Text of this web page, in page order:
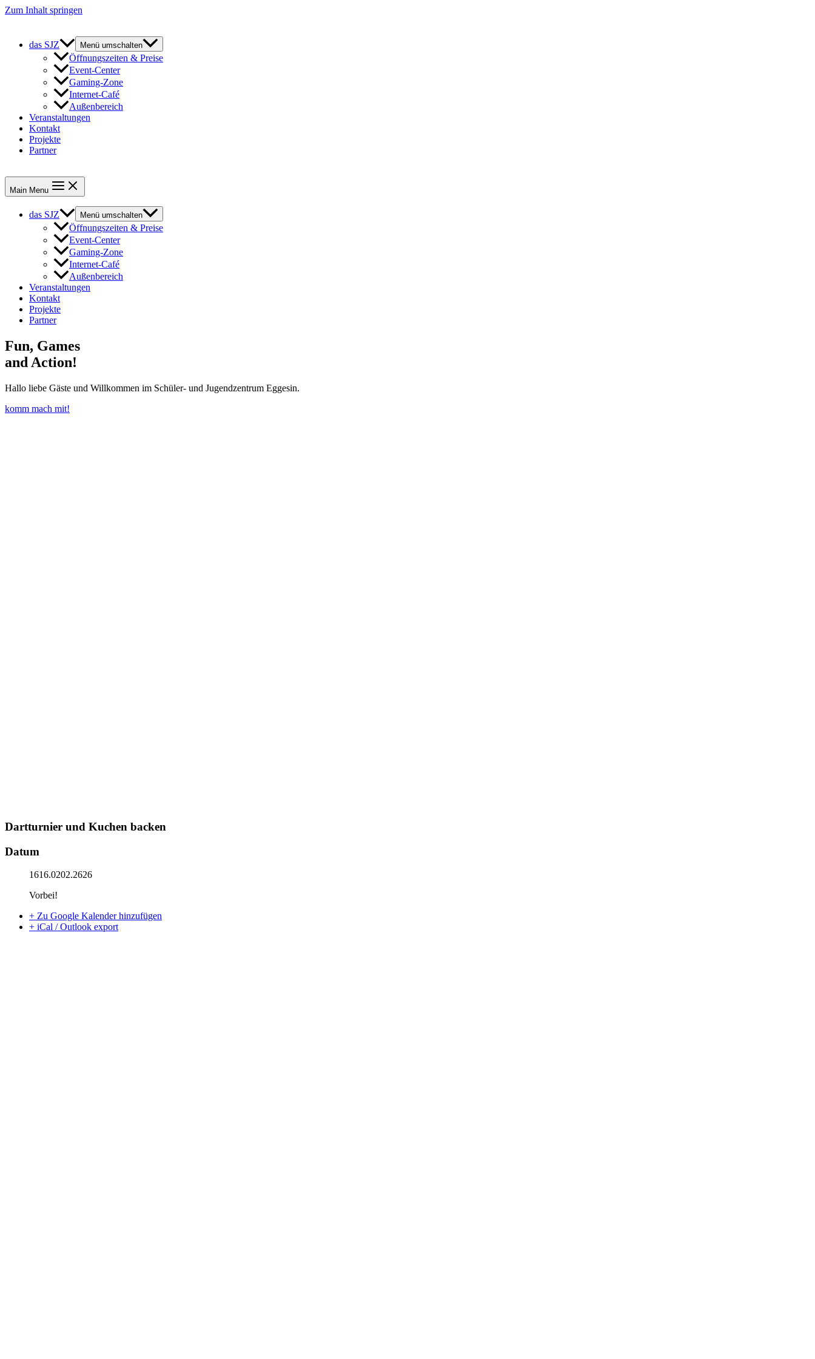
Zum Inhalt springen
das SJZ Menü umschalten
Öffnungszeiten & Preise
Event-Center
Gaming-Zone
Internet-Café
Außenbereich
Veranstaltungen
Kontakt
Projekte
Partner
Main Menu
das SJZ Menü umschalten
Öffnungszeiten & Preise
Event-Center
Gaming-Zone
Internet-Café
Außenbereich
Veranstaltungen
Kontakt
Projekte
Partner
Fun, Games
and Action!
Hallo liebe Gäste und Willkommen im Schüler- und Jugendzentrum Eggesin.
komm mach mit!
Dartturnier und Kuchen backen
Datum
1616.0202.2626
Vorbei!
+ Zu Google Kalender hinzufügen
+ iCal / Outlook export